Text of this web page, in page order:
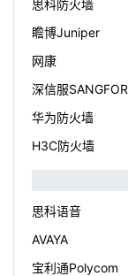
思科防火墙
瞻博Juniper
网康
深信服SANGFOR
华为防火墙
H3C防火墙
思科语音
AVAYA
宝利通Polycom